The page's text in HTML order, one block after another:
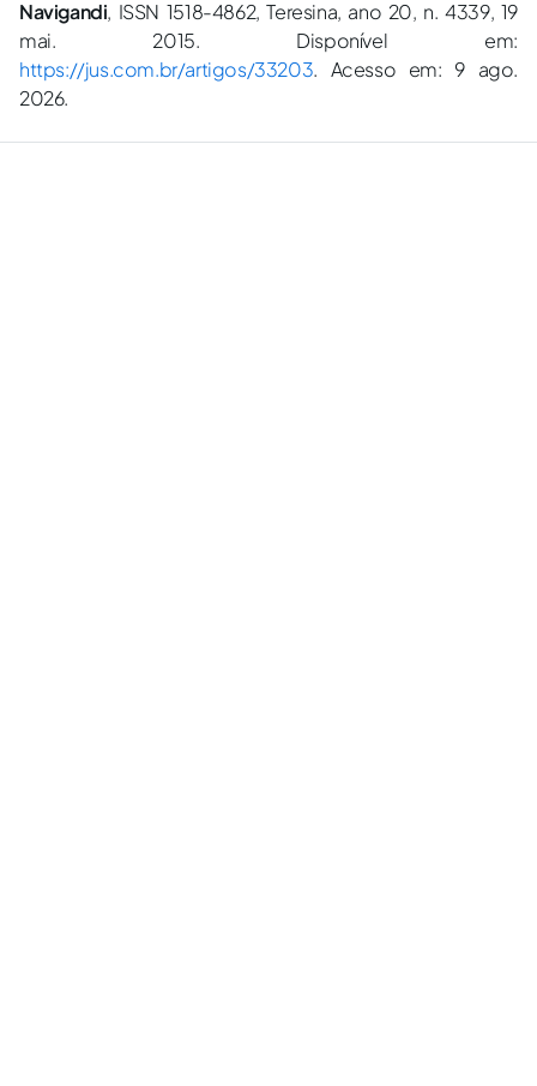
Navigandi, ISSN 1518-4862, Teresina, ano 20, n. 4339, 19
mai. 2015. Disponível em:
https://jus.com.br/artigos/33203. Acesso em: 9 ago.
2026.